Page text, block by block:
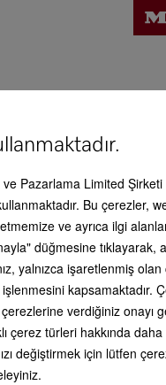
Destek
Pazarlama Limited
Bu çerezler,
ve ayrıca ilgi
düğmesine
yalnızca işaretlenmiş
kapsamaktadır.
verdiğiniz
çerez türleri hakkında
değiştirmek için lütfen